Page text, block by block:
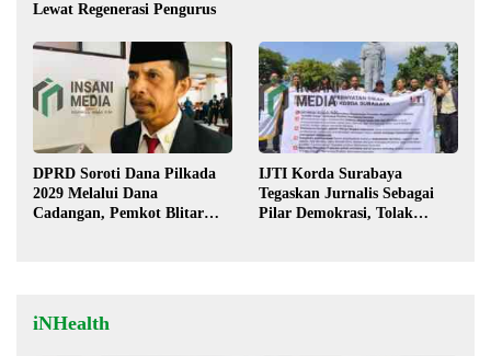
Lewat Regenerasi Pengurus
DPRD Soroti Dana Pilkada
2029 Melalui Dana
Cadangan, Pemkot Blitar
IJTI Korda Surabaya
Tegaskan Jurnalis Sebagai
Pilar Demokrasi, Tolak
iNHealth